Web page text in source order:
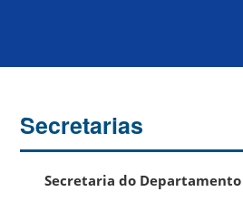
Secretarias
Secretaria do Departamento